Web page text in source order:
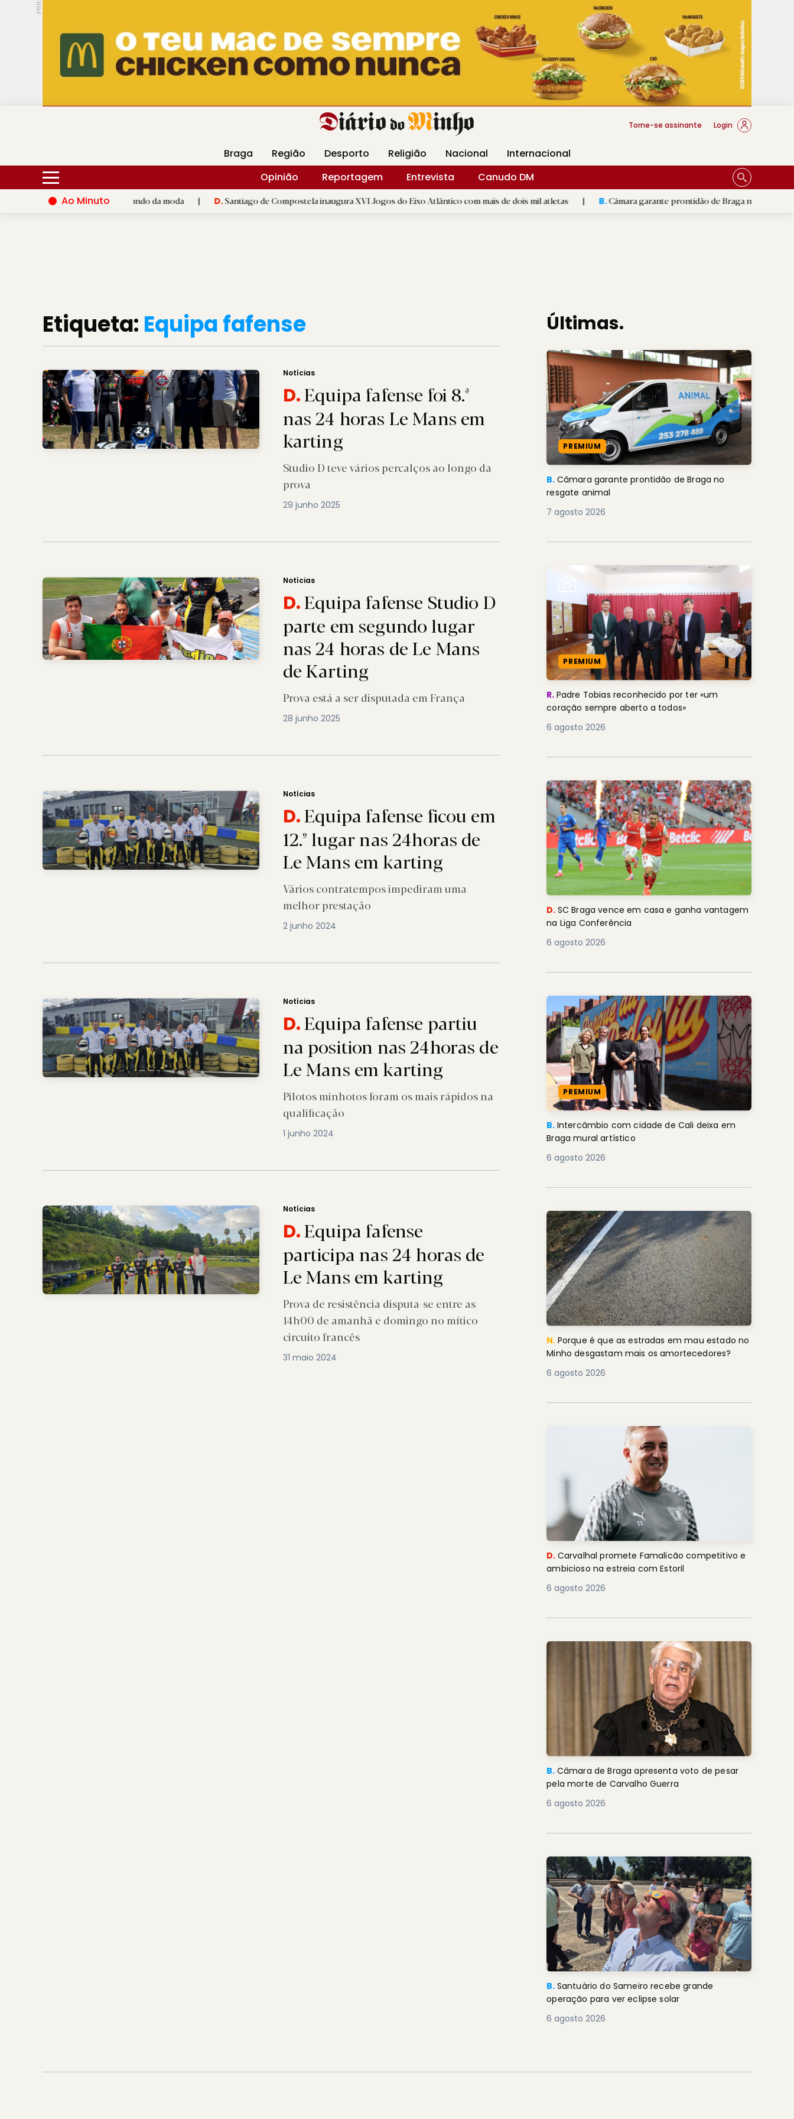
PUB.
Hoje 17ºC 30ºC DMtv Revista Minha Gráfica DM Livraria DM Arquidiocese Braga
Torne-se assinante Login
Braga Região Desporto Religião Nacional
Internacional
Opinião
Reportagem Entrevista
Canudo DM
Ao Minuto
à inovação do mundo da moda | D.Santiago de Compostela inaugura XVI Jogos do Eixo Atlântico com mais de dois mil atletas | B.Câmara garante prontidão de Braga no resgate animal
Etiqueta: Equipa fafense
Notícias
D.Equipa fafense foi 8.ª
nas 24 horas Le Mans em
karting
Studio D teve vários percalços ao longo da
prova
29 junho 2025
Notícias
D.Equipa fafense Studio D
parte em segundo lugar
nas 24 horas de Le Mans
de Karting
Prova está a ser disputada em França
28 junho 2025
Notícias
D.Equipa fafense ficou em
12.º lugar nas 24horas de
Le Mans em karting
Vários contratempos impediram uma
melhor prestação
2 junho 2024
Notícias
D.Equipa fafense partiu
na position nas 24horas de
Le Mans em karting
Pilotos minhotos foram os mais rápidos na
qualificação
1 junho 2024
Notícias
D.Equipa fafense
participa nas 24 horas de
Le Mans em karting
Prova de resistência disputa-se entre as
14h00 de amanhã e domingo no mítico
circuito francês
31 maio 2024
Últimas.
PREMIUM
B. Câmara garante prontidão de Braga no
resgate animal
7 agosto 2026
PREMIUM
R. Padre Tobias reconhecido por ter «um
coração sempre aberto a todos»
6 agosto 2026
D. SC Braga vence em casa e ganha vantagem
na Liga Conferência
6 agosto 2026
PREMIUM
B. Intercâmbio com cidade de Cali deixa em
Braga mural artístico
6 agosto 2026
N. Porque é que as estradas em mau estado no
Minho desgastam mais os amortecedores?
6 agosto 2026
D. Carvalhal promete Famalicão competitivo e
ambicioso na estreia com Estoril
6 agosto 2026
B. Câmara de Braga apresenta voto de pesar
pela morte de Carvalho Guerra
6 agosto 2026
B. Santuário do Sameiro recebe grande
operação para ver eclipse solar
6 agosto 2026